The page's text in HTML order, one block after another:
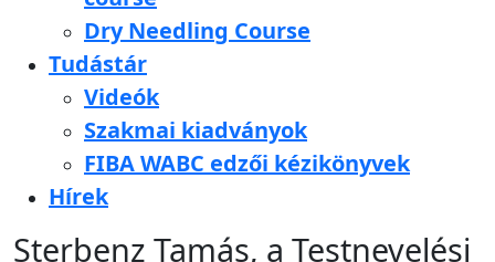
Dry Needling Course
Tudástár
Videók
Szakmai kiadványok
FIBA WABC edzői kézikönyvek
Hírek
Sterbenz Tamás, a Testnevelési